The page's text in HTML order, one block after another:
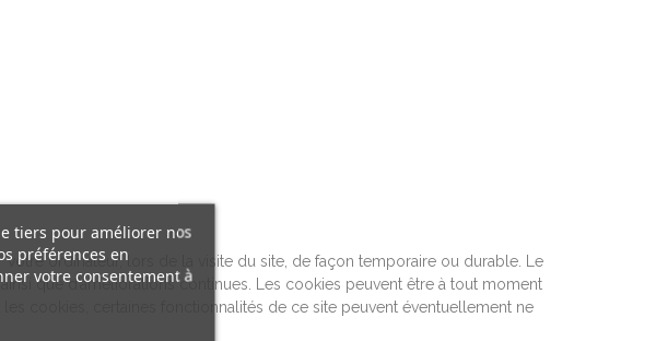
ordinateur, lors de la visite du site, de façon temporaire ou durable. Le
que d’améliorations continues. Les cookies peuvent être à tout moment
cookies, certaines fonctionnalités de ce site peuvent éventuellement ne
tiers pour améliorer nos
préférences en
votre consentement à